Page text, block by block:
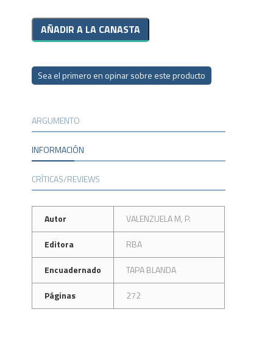
Sea el primero en opinar sobre este producto
ARGUMENTO
INFORMACIÓN
CRÍTICAS/REVIEWS
Autor
VALENZUELA M, P.
Editora
RBA
Encuadernado
TAPA BLANDA
Páginas
272